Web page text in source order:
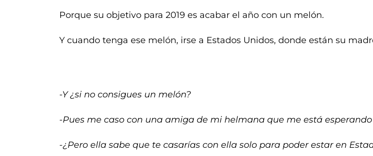
Porque su objetivo para 2019 es acabar el año con un melón.
Y cuando tenga ese melón, irse a Estados Unidos, donde están su
-Y ¿si no consigues un melón?
-Pues me caso con una amiga de mi helmana que me está
-¿Pero ella sabe que te casarías con ella solo para poder estar en